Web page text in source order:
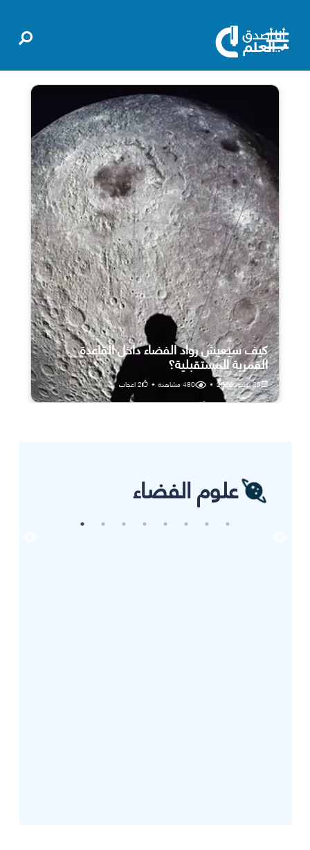
كيف سيعيش رواد الفضاء داخل القاعدة
القمرية المستقبلية؟
25 يوليو، 2026 •
480مشاهدة •
2اعجاب
علوم الفضاء